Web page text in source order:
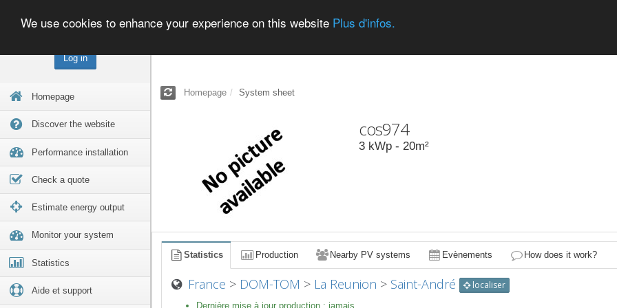
Log in
Homepage
Discover the website
Performance installation
Check a quote
Estimate energy output
Monitor your system
Statistics
Aide et support
We use cookies to enhance your experience on this website Plus d'infos.
Homepage System sheet
cos974
3 kWp - 20m²
Statistics Production Nearby PV systems Evènements How does it work?
France > DOM-TOM > La Reunion > Saint-André localiser
Dernière mise à jour production : jamais